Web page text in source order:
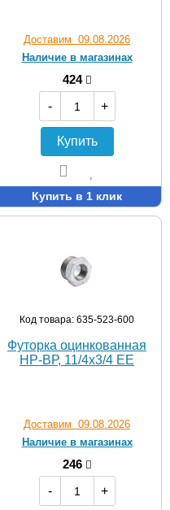
Доставим 09.08.2026
Наличие в магазинах
424
-
+
Купить
Купить в 1 клик
Код товара: 635-523-600
Футорка оцинкованная
НР-ВР, 11/4х3/4 EE
Доставим 09.08.2026
Наличие в магазинах
246
-
+